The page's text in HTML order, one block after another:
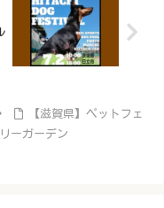
【滋賀県】ペットフェ
ーガーデン